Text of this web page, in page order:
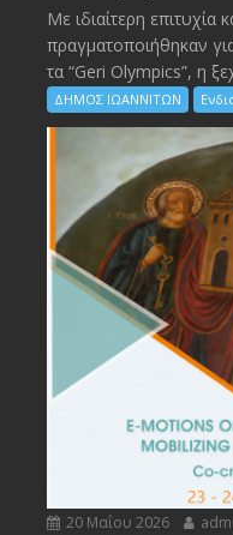
Με ιδιαίτερη επιτυχία
πραγματοποιήθηκαν
τα “Geri Olympics”, η
ΔΗΜΟΣ ΙΩΑΝΝΙΤΩΝ
20 Μαΐου 2026